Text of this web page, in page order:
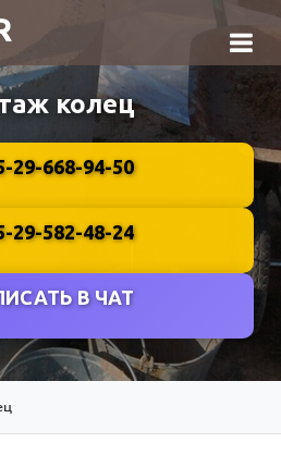
колец
29-668-94-50
29-582-48-24
В ЧАТ